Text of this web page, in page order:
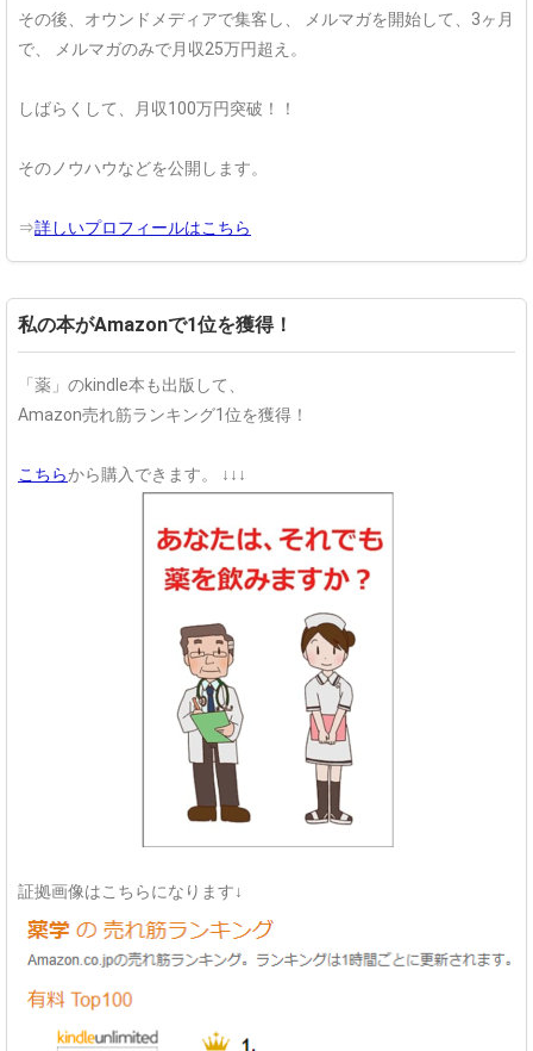
その後、オウンドメディアで集客し、
メルマガを開始して、3ヶ月
で、
メルマガのみで月収25万円超え。
しばらくして、月収100万円突破！！
そのノウハウなどを公開します。
⇒詳しいプロフィールはこちら
私の本がAmazonで1位を獲得！
「薬」のkindle本も出版して、
Amazon売れ筋ランキング1位を獲得！
こちらから購入できます。 ↓↓↓
証拠画像はこちらになります↓